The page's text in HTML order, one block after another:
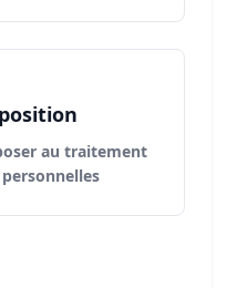
au traitement